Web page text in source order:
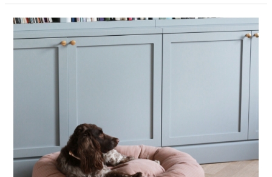
Rabataftale
–
Tadazhi